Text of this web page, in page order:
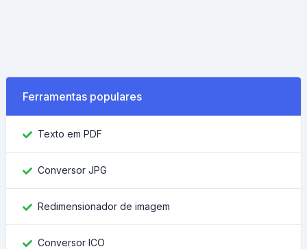
Ferramentas populares
Texto em PDF
Conversor JPG
Redimensionador de imagem
Conversor ICO